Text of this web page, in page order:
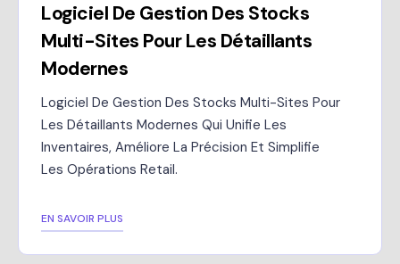
Logiciel De Gestion Des Stocks
Multi-Sites Pour Les Détaillants
Modernes
Logiciel De Gestion Des Stocks Multi-Sites Pour
Les Détaillants Modernes Qui Unifie Les
Inventaires, Améliore La Précision Et Simplifie
Les Opérations Retail.
EN SAVOIR PLUS